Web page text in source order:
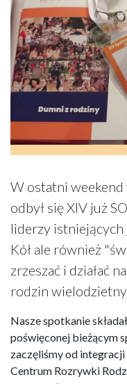
W ostatni
odbył się XIV już
liderzy istniejących
Kół ale również
zrzeszać i działać
rodzin
Nasze spotkanie
poświęconej bieżącym
zaczęliśmy od
Centrum Rozrywki